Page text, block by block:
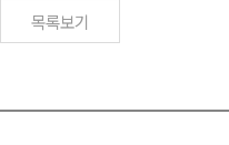
목록보기